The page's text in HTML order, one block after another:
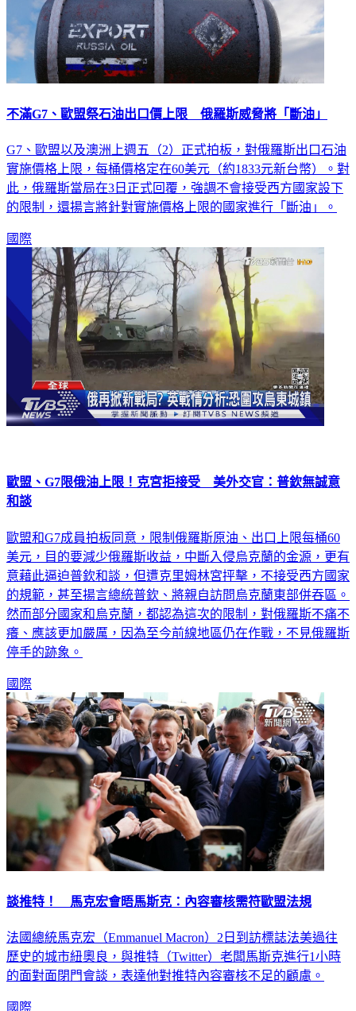
不滿G7、歐盟祭石油出口價上限 俄羅斯威脅將「斷油」
G7、歐盟以及澳洲上週五（2）正式拍板，對俄羅斯出口石油
實施價格上限，每桶價格定在60美元（約1833元新台幣）。對
此，俄羅斯當局在3日正式回覆，強調不會接受西方國家設下
的限制，還揚言將針對實施價格上限的國家進行「斷油」。
國際
歐盟、G7限俄油上限！克宮拒接受 美外交官：普欽無誠意
和談
歐盟和G7成員拍板同意，限制俄羅斯原油、出口上限每桶60
美元，目的要減少俄羅斯收益，中斷入侵烏克蘭的金源，更有
意藉此逼迫普欽和談，但遭克里姆林宮抨擊，不接受西方國家
的規範，甚至揚言總統普欽、將親自訪問烏克蘭東部併吞區。
然而部分國家和烏克蘭，都認為這次的限制，對俄羅斯不痛不
癢、應該更加嚴厲，因為至今前線地區仍在作戰，不見俄羅斯
停手的跡象。
國際
談推特！ 馬克宏會晤馬斯克：內容審核需符歐盟法規
法國總統馬克宏（Emmanuel Macron）2日到訪標誌法美過往
歷史的城市紐奧良，與推特（Twitter）老闆馬斯克進行1小時
的面對面閉門會談，表達他對推特內容審核不足的顧慮。
國際